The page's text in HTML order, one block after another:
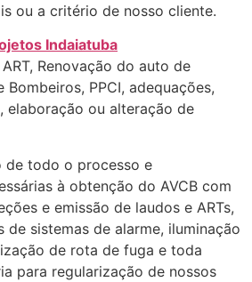
ou a critério de nosso cliente.
Indaiatuba
Renovação do auto de
PPCI, adequações,
elaboração ou alteração de
de todo o processo e
à obtenção do AVCB com
e emissão de laudos e ARTs,
sistemas de alarme, iluminação
de rota de fuga e toda
para regularização de nossos